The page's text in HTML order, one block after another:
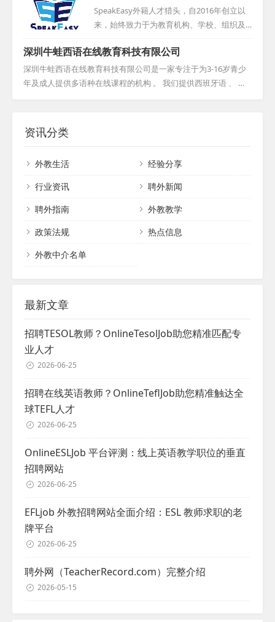
位、高质量的教育服务。...
担任项目经理，为荷兰机构和企业招募中国人才。Julie还曾在Sta
nton Chase担任总监，并在美国凤凰城的私募基金工作。她还曾
在可口可乐中国总部负责策略采购，早期在德国工业公司工作，
并在上海财经大学教授英语。Julie毕业于美国雷鸟全球管理学
院，并持有华东师...
SpeakEasy外籍人才猎头，自2016年创立以
来，始终致力于为教育机构、学校、组织及
个人提供全面的人力与教育资源咨询服务。
团队骨干成员在国际教育领域深耕细作，拥
有超过十年的丰富经验，并建立了广泛的外
籍教师资源及招聘网络。尽管成立时间尚
全心全意为客户着想。期待与您的合作，共
深圳牛蛙西语在线教育科技有限公司
深圳牛蛙西语在线教育科技有限公司是一家专注于为3-16岁青少
年及成人提供多语种在线课程的机构 。 我们提供西班牙语 、 英
境浸入式教学 ， 让学生感知多元化文化 ， 确保学习效果 。 资深
教研团队 、 优质教材和课程体系 ， 辅以多种外教辅修课程 ， 拓
品质外语学习方案 ， 值得您的信赖 。...
资讯分类
外教生活
经验分享
行业资讯
聘外新闻
聘外指南
外教教学
政策法规
热点信息
外教中介名单
最新文章
招聘TESOL教师？OnlineTesolJob助您精准匹配专
业人才
2026-06-25
招聘在线英语教师？OnlineTeflJob助您精准触达全
球TEFL人才
2026-06-25
OnlineESLJob 平台评测：线上英语教学职位的垂直
招聘网站
2026-06-25
EFLjob 外教招聘网站全面介绍：ESL 教师求职的老
牌平台
2026-06-25
聘外网（TeacherRecord.com）完整介绍
2026-05-15